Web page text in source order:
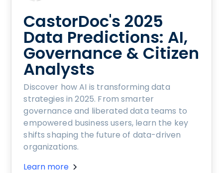
CastorDoc's 2025
Data Predictions: AI,
Governance & Citizen
Analysts
Discover how AI is transforming data
strategies in 2025. From smarter
governance and liberated data teams to
empowered business users, learn the key
shifts shaping the future of data-driven
organizations.
Learn more